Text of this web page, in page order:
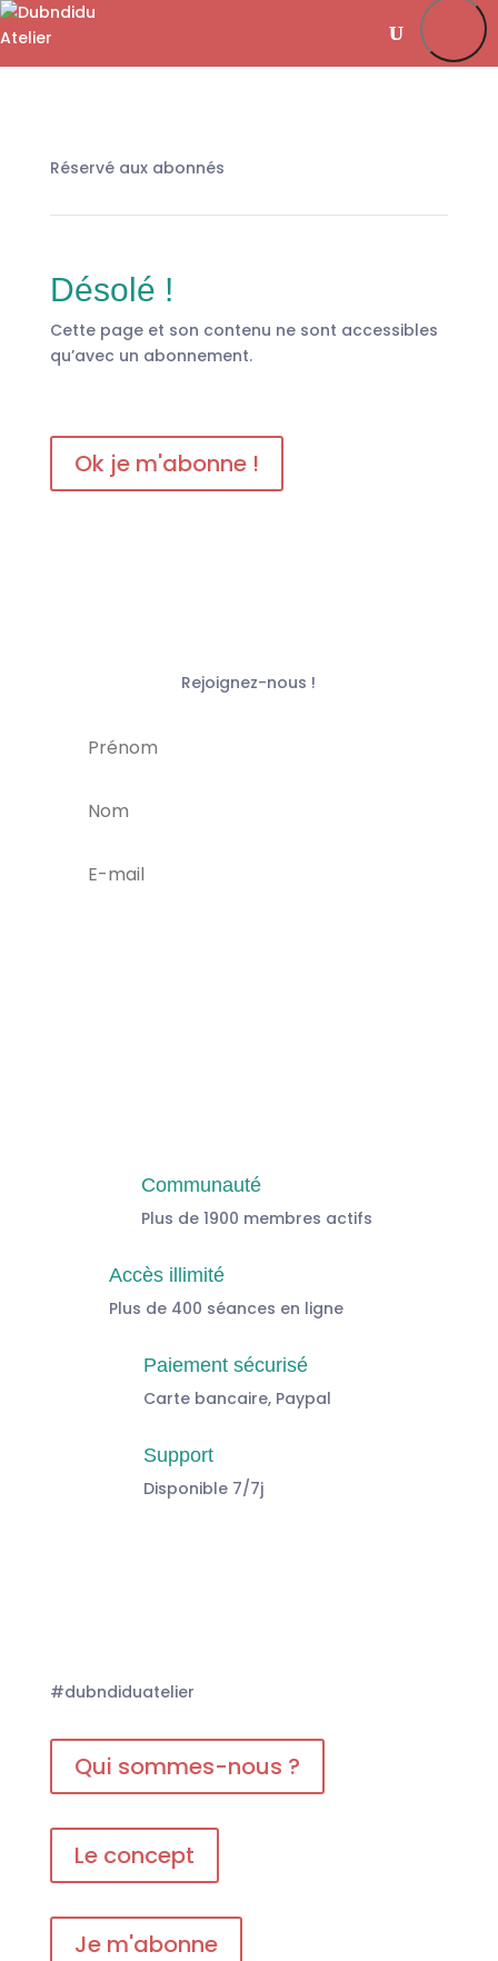
Réservé aux abonnés
Désolé !
Cette page et son contenu ne sont accessibles
qu’avec un abonnement.
Ok je m'abonne !
Rejoignez-nous !
Communauté
Plus de 1900 membres actifs
Accès illimité
Plus de 400 séances en ligne
Paiement sécurisé
Carte bancaire, Paypal
Support
Disponible 7/7j
#dubndiduatelier
Qui sommes-nous ?
Le concept
Je m'abonne